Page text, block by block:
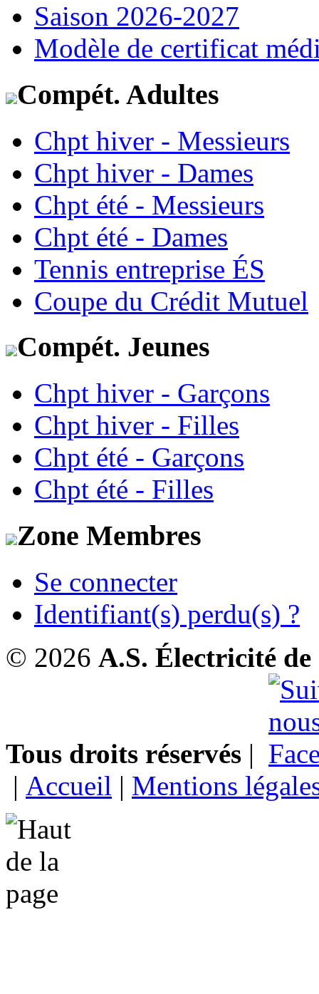
Saison 2026-2027
Modèle de certificat
Compét. Adultes
Chpt hiver - Messieurs
Chpt hiver - Dames
Chpt été - Messieurs
Chpt été - Dames
Tennis entreprise ÉS
Coupe du Crédit Mutuel
Compét. Jeunes
Chpt hiver - Garçons
Chpt hiver - Filles
Chpt été - Garçons
Chpt été - Filles
Zone Membres
Se connecter
Identifiant(s) perdu(s) ?
© 2026 A.S. Électricité
Tous droits réservés |
| Accueil | Mentions